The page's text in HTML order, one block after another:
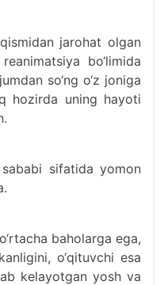
jarohat olgan
bo‘limida
so‘ng o‘z joniga
hozirda uning hayoti
sababi sifatida yomon
baholarga ega,
o‘qituvchi esa
kelayotgan yosh va